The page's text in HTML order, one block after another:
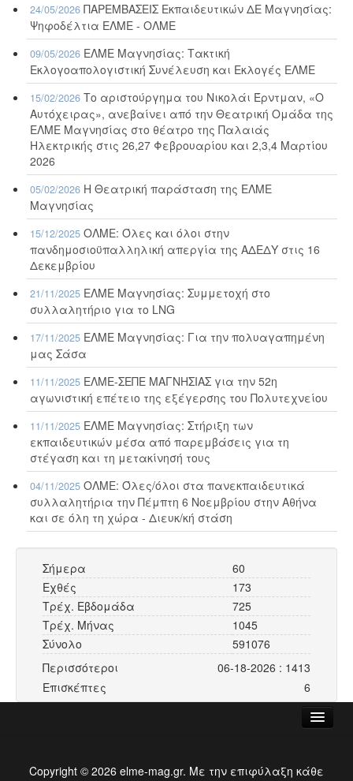
24/05/2026 ΠΑΡΕΜΒΑΣΕΙΣ Εκπαιδευτικών ΔΕ Μαγνησίας:
Ψηφοδέλτια ΕΛΜΕ - ΟΛΜΕ
09/05/2026 ΕΛΜΕ Μαγνησίας: Τακτική
Εκλογοαπολογιστική Συνέλευση και Εκλογές ΕΛΜΕ
15/02/2026 Το αριστούργημα του Νικολάι Έρντμαν, «Ο
Αυτόχειρας», ανεβαίνει από την Θεατρική Ομάδα της
ΕΛΜΕ Μαγνησίας στο θέατρο της Παλαιάς
Ηλεκτρικής στις 26,27 Φεβρουαρίου και 2,3,4 Μαρτίου
2026
05/02/2026 Η Θεατρική παράσταση της ΕΛΜΕ
Μαγνησίας
15/12/2025 ΟΛΜΕ: Όλες και όλοι στην
πανδημοσιοϋπαλληλική απεργία της ΑΔΕΔΥ στις 16
Δεκεμβρίου
21/11/2025 ΕΛΜΕ Μαγνησίας: Συμμετοχή στο
συλλαλητήριο για το LNG
17/11/2025 ΕΛΜΕ Μαγνησίας: Για την πολυαγαπημένη
μας Σάσα
11/11/2025 ΕΛΜΕ-ΣΕΠΕ ΜΑΓΝΗΣΙΑΣ για την 52η
αγωνιστική επέτειο της εξέγερσης του Πολυτεχνείου
11/11/2025 ΕΛΜΕ Μαγνησίας: Στήριξη των
εκπαιδευτικών μέσα από παρεμβάσεις για τη
στέγαση και τη μετακίνησή τους
04/11/2025 ΟΛΜΕ: Όλες/όλοι στα πανεκπαιδευτικά
συλλαλητήρια την Πέμπτη 6 Νοεμβρίου στην Αθήνα
και σε όλη τη χώρα - Διευκ/κή στάση
Σήμερα
60
Εχθές
173
Τρέχ. Εβδομάδα
725
Τρέχ. Μήνας
1045
Σύνολο
591076
Περισσότεροι
06-18-2026 : 1413
Επισκέπτες
6
Copyright © 2026 elme-mag.gr. Με την επιφύλαξη κάθε